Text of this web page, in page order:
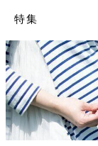
特集